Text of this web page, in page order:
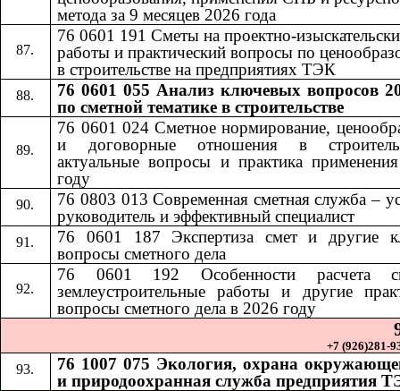
метода за 9 месяцев 2026 года
76 0601​​ 191​​Сметы на проектно-
работы и практический вопросы по
в строительстве на предприятиях ТЭК
76 0601 055 Анализ ключевых вопросов
по сметной тематике в строительстве
76 0601 024 Сметное нормирование,
и договорные отношения в
актуальные вопросы и практика
году
76 0803 013 Современная сметная служба –
руководитель и эффективный специалист
76 0601 187 Экспертиза смет и другие
вопросы сметного дела
76 0601 192 ​​Особенности расчета
землеустроительные работы и другие
вопросы сметного дела в 2026 году
+7 (926)281-
76 1007 075 Экология, охрана
и природоохранная служба предприятия